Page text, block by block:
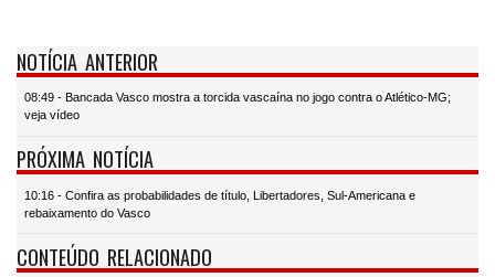
NOTÍCIA ANTERIOR
08:49 - Bancada Vasco mostra a torcida vascaína no jogo contra o Atlético-MG;
veja vídeo
PRÓXIMA NOTÍCIA
10:16 - Confira as probabilidades de título, Libertadores, Sul-Americana e
rebaixamento do Vasco
CONTEÚDO RELACIONADO